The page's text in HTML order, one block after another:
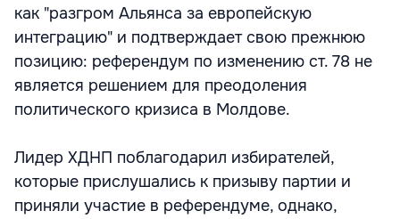
как "разгром Альянса за европейскую
интеграцию" и подтверждает свою прежнюю
позицию: референдум по изменению ст. 78 не
является решением для преодоления
политического кризиса в Молдове.
Лидер ХДНП поблагодарил избирателей,
которые прислушались к призыву партии и
приняли участие в референдуме, однако,